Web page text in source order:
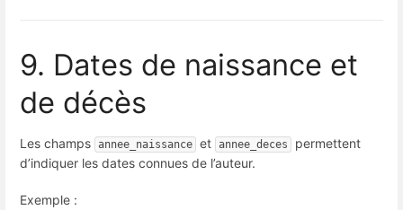
9. Dates de naissance et
de décès
Les champs annee_naissance et annee_deces
permettent
d’indiquer les dates connues de l’auteur.
Exemple :